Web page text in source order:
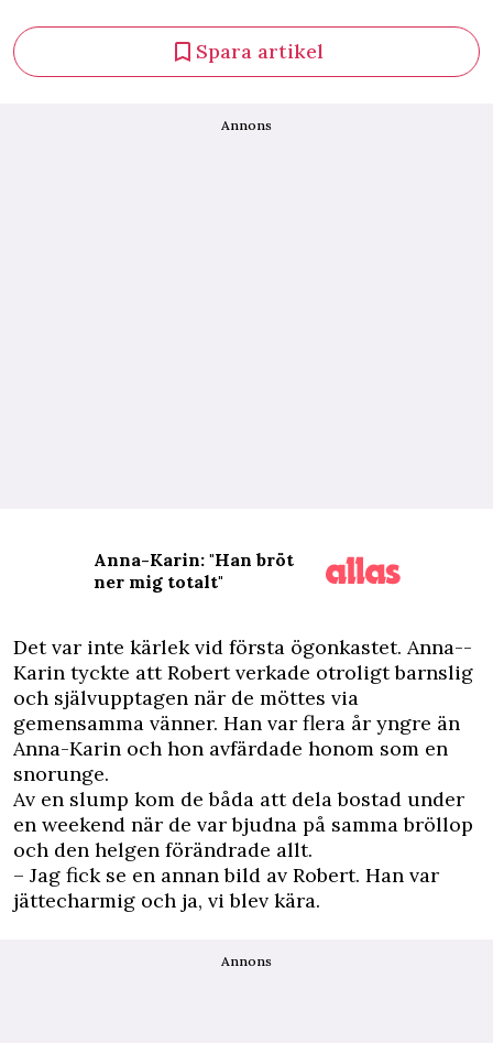
Spara artikel
Annons
Anna-Karin: "Han bröt
ner mig totalt"
Det var inte kärlek vid första ögonkastet. Anna-­
Karin tyckte att Robert verkade otroligt barnslig
och självupptagen när de möttes via
gemensamma vänner. Han var flera år yngre än
Anna-Karin och hon avfärdade honom som en
snorunge.
Av en slump kom de båda att dela bostad under
en weekend när de var bjudna på samma bröllop
och den helgen förändrade allt.
– Jag fick se en annan bild av Robert. Han var
jättecharmig och ja, vi blev kära.
Annons